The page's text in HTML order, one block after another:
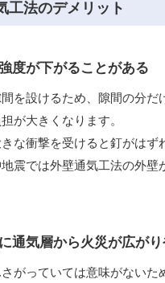
工法のデメリット
度が下がることがある
を設けるため、隙間の分だ
が大きくなります。
な衝撃を受けると釘がはず
地震では外壁通気工法の外壁
通気層から火災が広が
がっていては意味がないた